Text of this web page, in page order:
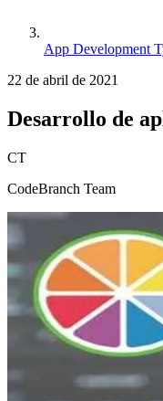
App Development
22 de abril de 2021
Desarrollo de
CT
CodeBranch Team